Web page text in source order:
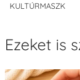
KULTÚRMASZK
Ezeket is